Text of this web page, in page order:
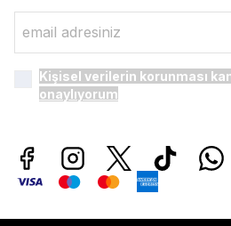
Kişisel verilerin korunması
onaylıyorum